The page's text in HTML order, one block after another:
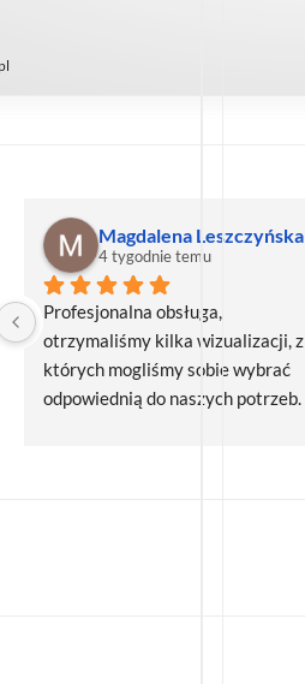
Magdalena Leszczyńska
4 tygodnie temu
Profesjonalna obsługa,
otrzymaliśmy kilka wizualizacji, z
których mogliśmy sobie wybrać
odpowiednią do naszych potrzeb.